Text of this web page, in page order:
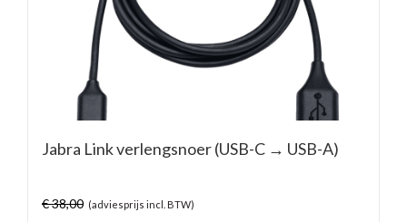
Jabra Link verlengsnoer (USB-C → USB-A)
€38,00 (adviesprijs incl. BTW)